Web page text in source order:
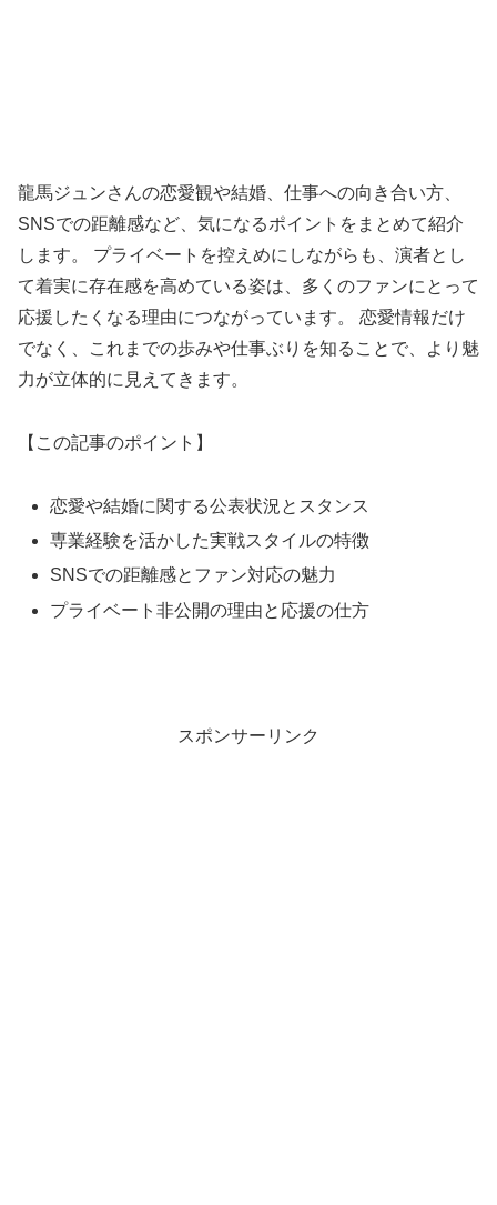
龍馬ジュンさんの恋愛観や結婚、仕事への向き合い方、
SNSでの距離感など、気になるポイントをまとめて紹介
します。 プライベートを控えめにしながらも、演者とし
て着実に存在感を高めている姿は、多くのファンにとって
応援したくなる理由につながっています。 恋愛情報だけ
でなく、これまでの歩みや仕事ぶりを知ることで、より魅
力が立体的に見えてきます。
【この記事のポイント】
恋愛や結婚に関する公表状況とスタンス
専業経験を活かした実戦スタイルの特徴
SNSでの距離感とファン対応の魅力
プライベート非公開の理由と応援の仕方
スポンサーリンク